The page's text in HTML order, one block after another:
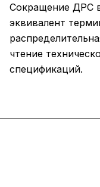
Сокращение ДРС в
эквивалент
чтение
спецификаций.